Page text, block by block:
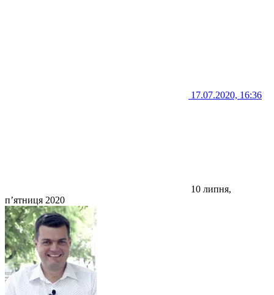
17.07.2020, 16:36
10 липня,
п’ятниця 2020